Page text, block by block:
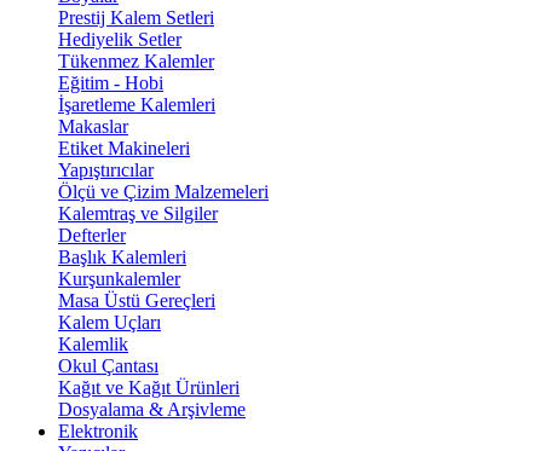
Prestij Kalem Setleri
Hediyelik Setler
Tükenmez Kalemler
Eğitim - Hobi
İşaretleme Kalemleri
Makaslar
Etiket Makineleri
Yapıştırıcılar
Ölçü ve Çizim Malzemeleri
Kalemtraş ve Silgiler
Defterler
Başlık Kalemleri
Kurşunkalemler
Masa Üstü Gereçleri
Kalem Uçları
Kalemlik
Okul Çantası
Kağıt ve Kağıt Ürünleri
Dosyalama & Arşivleme
Elektronik